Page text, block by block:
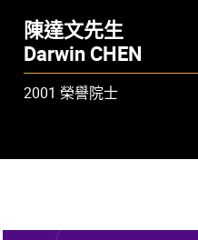
陳達文先生
Darwin CHEN
2001 榮譽院士